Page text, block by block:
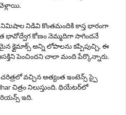
నిమిషాల నిడివి కొంతమందికి కాస్త భారంగా
భావోద్వేగ కోణం నెమ్మదిగా సాగిందనే
క్లైమాక్స్ అన్ని లోపాలను కప్పిపుచ్చి, ఈ
పెంచిందని చాలా మంది పేర్కొన్నారు.
వచ్చిన అత్యంత ఇంటెన్స్ స్పై
చిత్రం నిలుస్తుంది. థియేటర్‌లో
ఇది.